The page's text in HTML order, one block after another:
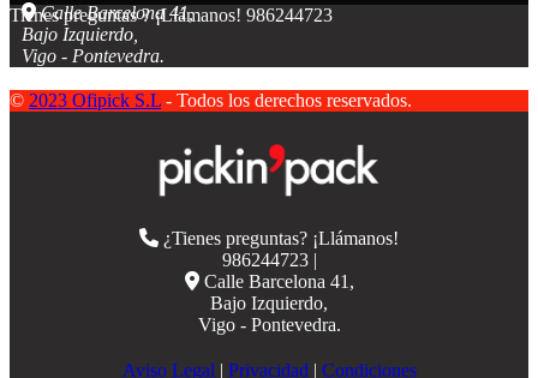
Tienes preguntas ? ¡Llámanos! 986244723
Calle Barcelona 41,
Bajo Izquierdo,
Vigo - Pontevedra.
© 2023 Ofipick S.L - Todos los derechos reservados.
¿Tienes preguntas? ¡Llámanos!
986244723 |
Calle Barcelona 41,
Bajo Izquierdo,
Vigo - Pontevedra.
Aviso Legal | Privacidad | Condiciones